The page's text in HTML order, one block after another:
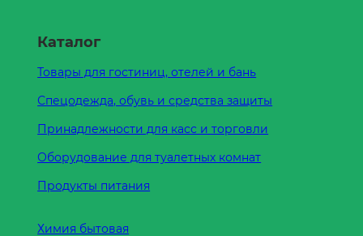
Каталог
Товары для гостиниц, отелей и бань
Спецодежда, обувь и средства защиты
Принадлежности для касс и торговли
Оборудование для туалетных комнат
Продукты питания
Химия бытовая